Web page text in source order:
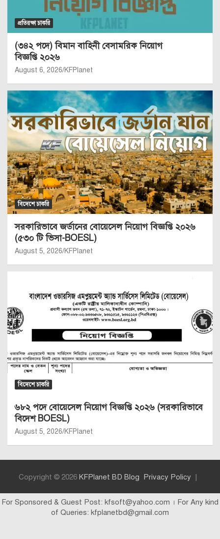
প্রতিরক্ষা চাকরি
(৩৪২ পদে) বিমান বাহিনী বেসামরিক নিয়োগ
বিজ্ঞপ্তি ২০২৬
August 6, 2026 KFPlanet
বিদেশে চাকরি
সরকারিভাবে জর্ডানের বোয়েসেল নিয়োগ বিজ্ঞপ্তি ২০২৬
(৫৩০ টি ভিসা-BOESL)
August 5, 2026 KFPlanet
বিদেশে চাকরি
৬৮২ পদে বোয়েসেল নিয়োগ বিজ্ঞপ্তি ২০২৬ (সরকারিভাবে
বিদেশ BOESL)
August 5, 2026 KFPlanet
Copyright © 2026 KFPlanet BD Blog Privacy Policy
For Sponsored & Guest Post: kfsoft@yahoo.com । For Any kind
of Queries: kfplanetbd@gmail.com